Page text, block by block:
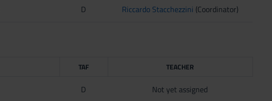
D Riccardo Stacchezzini (Coordinator)
TAF TEACHER
D Not yet assigned